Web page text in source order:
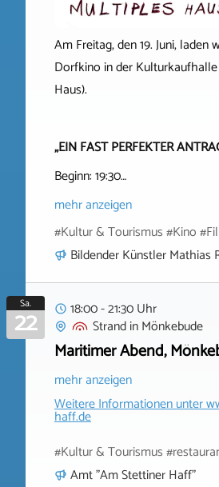
Am Freitag, den 19. Juni, laden
Dorfkino in der
Haus).
„EIN FAST PERFEKTER
Beginn: 19:30…
mehr anzeigen
#Kultur & Tourismus #Kino
Bildender Künstler Mathias
Sa.
22
18:00 - 21:30 Uhr
StrandinMönkebude
Maritimer Abend,
mehr anzeigen
Weitere Informationen unter
haff.de
#Kultur & Tourismus
Amt "Am Stettiner Haff"